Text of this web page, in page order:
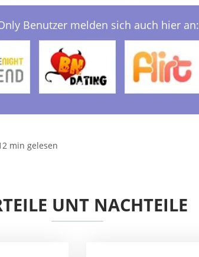
Benutzer melden sich auch hier an:
min gelesen
UNT NACHTEILE